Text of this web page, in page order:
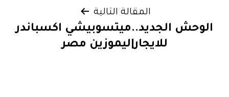
المقالة التالية
الوحش الجديد..ميتسوبيشي اكسباندر
للايجار|ليموزين مصر